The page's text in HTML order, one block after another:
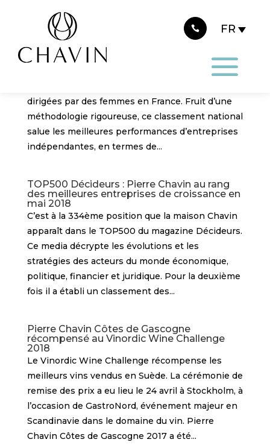
Women Equity 2017 : Mathilde Boulachin
parmi les 50 nominés pour la seconde
année consécutive.
Depuis 2009, Women Equity est à l’initiative du
dirigées par des femmes en France. Fruit d’une
méthodologie rigoureuse, ce classement national
salue les meilleures performances d’entreprises
indépendantes, en termes de...
TOP500 Décideurs : Pierre Chavin au rang
des meilleures entreprises de croissance en
mai 2018
C’est à la 334ème position que la maison Chavin
apparaît dans le TOP500 du magazine Décideurs.
Ce media décrypte les évolutions et les
stratégies des acteurs du monde économique,
politique, financier et juridique. Pour la deuxième
fois il a établi un classement des...
Pierre Chavin Côtes de Gascogne
récompensé au Vinordic Wine Challenge
2018
Le Vinordic Wine Challenge récompense les
meilleurs vins vendus en Suède. La cérémonie de
remise des prix a eu lieu le 24 avril à Stockholm, à
l’occasion de GastroNord, événement majeur en
Scandinavie dans le domaine du vin. Pierre
Chavin Côtes de Gascogne 2017 a été...